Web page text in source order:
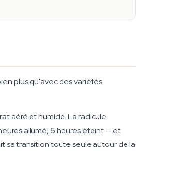
plus qu'avec des variétés
aéré et humide. La radicule
allumé, 6 heures éteint — et
sa transition toute seule autour de la